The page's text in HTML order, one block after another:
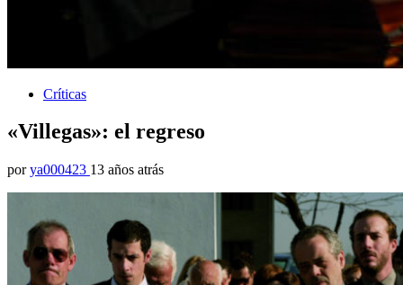
Críticas
«Villegas»: el regreso
por ya000423 13 años atrás